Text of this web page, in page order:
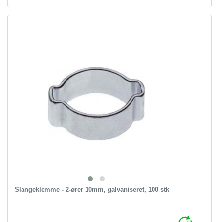
Slangeklemme - 2-ører 10mm, galvaniseret, 100 stk